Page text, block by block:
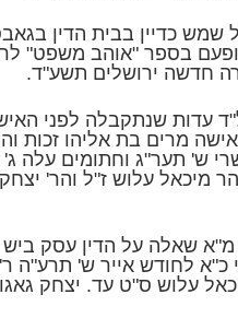
שמש כדיין בבית הדין
בספר "אוהב משפט"
חדשה ירושלים תשע"ד.
עדות שנתקבלה לפני
מרים בת אליהו זכות
ש' תער"ג וחתומים עלה ג'
מיכאל עלוש ז"ל והר'
מ"א שאלה על הדין עסק ביש
כ"א לחודש אייר ש' תרע"ה
עלוש ס"ט עד. יצחק